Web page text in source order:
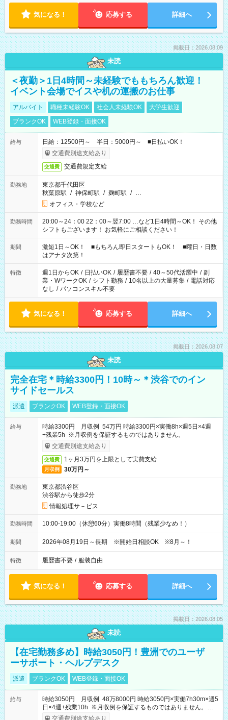
気になる！ 応募する 詳細へ
掲載日：2026.08.09
未読
＜夜勤＞1日4時間～未経験でももちろん歓迎！
イベント会場でイスや机の運搬のお仕事
アルバイト 職種未経験OK 社会人未経験OK
大学生歓迎
ブランクOK
WEB登録・面接OK
給与
日給：12500円～ 半日：5000円～ ■日払いOK！
交通費別途支給あり
交通費 交通費規定支給
勤務地
東京都千代田区
秋葉原駅 / 神保町駅 / 麹町駅 / …
オフィス・学校など
勤務時間
20:00～24：00 22：00～翌7:00 …など1日4時間～OK！ その他
シフトもございます！ お気軽にご相談ください！
期間
激短1日～OK！ ■もちろん即日スタートもOK！ ■曜日・日数
はアナタ次第！
特徴 週1日からOK / 日払いOK / 履歴書不要 / 40～50代活躍中 / 副
業・WワークOK / シフト勤務 / 10名以上の大量募集 / 電話対応
なし / パソコンスキル不要
気になる！ 応募する 詳細へ
掲載日：2026.08.07
未読
完全在宅＊時給3300円！10時～＊渋谷でのイン
サイドセールス
派遣 ブランクOK WEB登録・面接OK
給与
時給3300円 月収例 54万円 時給3300円×実働8h×週5日×4週
+残業5h ※月収例を保証するものではありません。
交通費別途支給あり
交通費 1ヶ月3万円を上限として実費支給
月収例 30万円～
勤務地
東京都渋谷区
渋谷駅から徒歩2分
情報処理サ－ビス
勤務時間 10:00-19:00（休憩60分）実働8時間（残業少なめ！）
期間 2026年08月19日～長期 ※開始日相談OK ※8月～！
特徴 履歴書不要 / 服装自由
気になる！ 応募する 詳細へ
掲載日：2026.08.05
未読
【在宅勤務多め】時給3050円！豊洲でのユーザ
ーサポート・ヘルプデスク
派遣 ブランクOK WEB登録・面接OK
給与
時給3050円 月収例 48万8000円 時給3050円×実働7h30m×週5
日×4週+残業10h ※月収例を保証するものではありません。※給
与即受取りサービス利用可（利用条件有）
交通費別途支給あり